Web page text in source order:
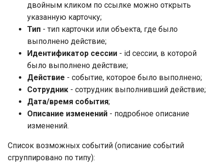
двойным кликом по ссылке можно открыть
указанную карточку;
Тип - тип карточки или объекта, где было
выполнено действие;
Идентификатор сессии - id сессии, в которой
было выполнено действие;
Действие - событие, которое было выполнено;
Сотрудник - сотрудник выполнивший действие;
Дата/время события;
Описание изменений - подробное описание
изменений.
Список возможных событий (описание событий
сгруппировано по типу):